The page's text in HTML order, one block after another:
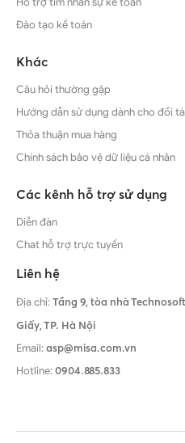
Đào tạo kế toán
Khác
Câu hỏi thường gặp
Hướng dẫn sử dụng dành cho đối
Thỏa thuận mua hàng
Chính sách bảo vệ dữ liệu cá nhân
Các kênh hỗ trợ sử dụng
Diễn đàn
Chat hỗ trợ trực tuyến
Liên hệ
Địa chỉ:Tầng 9, tòa nhà
Giấy,TP. Hà Nội
Email:asp@misa.com.vn
Hotline:0904.885.833